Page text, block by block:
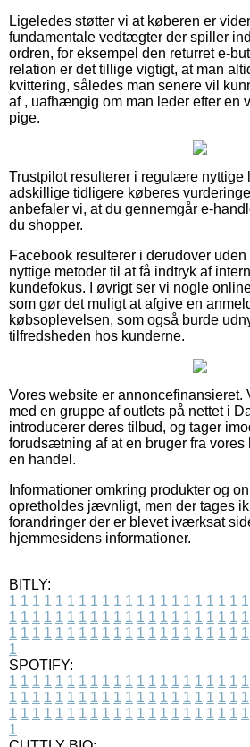
Ligeledes støtter vi at køberen er
fundamentale vedtægter der spiller
ordren, for eksempel den returret e-
relation er det tillige vigtigt, at man
kvittering, således man senere vil
af , uafhængig om man leder efter en
pige.
Trustpilot resulterer i regulære nyttige
adskillige tidligere køberes
anbefaler vi, at du gennemgår e-
du shopper.
Facebook resulterer i derudover
nyttige metoder til at få indtryk af
kundefokus. I øvrigt ser vi nogle
som gør det muligt at afgive en
købsoplevelsen, som også burde
tilfredsheden hos kunderne.
Vores website er annoncefinansieret.
med en gruppe af outlets på nettet i
introducerer deres tilbud, og tager
forudsætning af at en bruger fra
en handel.
Informationer omkring produkter og
opretholdes jævnligt, men der tages
forandringer der er blevet iværksat
hjemmesidens informationer.
BITLY:
1 1 1 1 1 1 1 1 1 1 1 1 1 1 1 1 1 1 1 1 1
1 1 1 1 1 1 1 1 1 1 1 1 1 1 1 1 1 1 1 1 1
1 1 1 1 1 1 1 1 1 1 1 1 1 1 1 1 1 1 1 1 1
1
SPOTIFY:
1 1 1 1 1 1 1 1 1 1 1 1 1 1 1 1 1 1 1 1 1
1 1 1 1 1 1 1 1 1 1 1 1 1 1 1 1 1 1 1 1 1
1 1 1 1 1 1 1 1 1 1 1 1 1 1 1 1 1 1 1 1 1
1